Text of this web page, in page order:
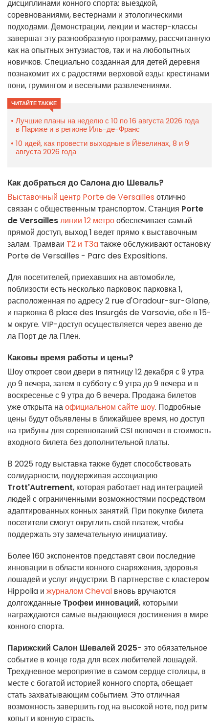
дисциплинами конного спорта: выездкой,
соревнованиями, вестернами и этологическими
подходами. Демонстрации, лекции и мастер-классы
завершат эту разнообразную программу, рассчитанную
как на опытных энтузиастов, так и на любопытных
новичков. Специально созданная для детей деревня
познакомит их с радостями верховой езды: крестинами
пони, грумингом и веселыми развлечениями.
ЧИТАЙТЕ ТАКЖЕ
Лучшие планы на неделю с 10 по 16 августа 2026 года
в Париже и в регионе Иль-де-Франс
10 идей, как провести выходные в Йёвелинах, 8 и 9
августа 2026 года
Как добраться до Салона дю Шеваль?
Выставочный центр Porte de Versailles отлично
связан с общественным транспортом. Станция Porte
de Versaillesлинии 12 метрообеспечивает самый
прямой доступ, выход 1 ведет прямо к выставочным
залам. Трамваи T2 и T3aтакже обслуживают остановку
Porte de Versailles - Parc des Expositions.
Для посетителей, приехавших на автомобиле,
поблизости есть несколько парковок: парковка 1,
расположенная по адресу 2 rue d'Oradour-sur-Glane,
и парковка 6 place des Insurgés de Varsovie, обе в 15-
м округе. VIP-доступ осуществляется через авеню де
ла Порт де ла Плен.
Каковы время работы и цены?
Шоу откроет свои двери в пятницу 12 декабря с 9 утра
до 9 вечера, затем в субботу с 9 утра до 9 вечера и в
воскресенье с 9 утра до 6 вечера. Продажа билетов
уже открыта наофициальном сайте шоу. Подробные
цены будут объявлены в ближайшее время, но доступ
на трибуны для соревнований CSI включен в стоимость
входного билета без дополнительной платы.
В 2025 году выставка также будет способствовать
солидарности, поддерживая ассоциацию
Trott'Autrement, которая работает над интеграцией
людей с ограниченными возможностями посредством
адаптированных конных занятий. При покупке билета
посетители смогут округлить свой платеж, чтобы
поддержать эту замечательную инициативу.
Более 160 экспонентов представят свои последние
инновации в области конного снаряжения, здоровья
лошадей и услуг индустрии. В партнерстве с кластером
Hippolia и журналом Cheval вновь вручаются
долгожданныеТрофеи инноваций, которыми
награждаются самые выдающиеся достижения в мире
конного спорта.
Парижский Салон Шевалей 2025- это обязательное
событие в конце года для всех любителей лошадей.
Трехдневное мероприятие в самом сердце столицы, в
месте с богатой историей конного спорта, обещает
стать захватывающим событием. Это отличная
возможность завершить год на высокой ноте, под ритм
копыт и конную страсть.